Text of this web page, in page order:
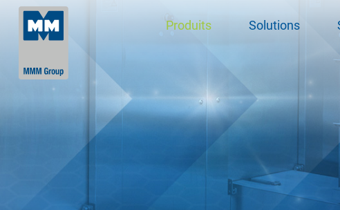
Produits Solutions